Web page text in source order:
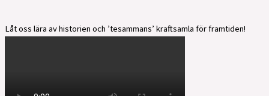
Låt oss lära av historien och ’tesammans’ kraftsamla för framtiden!